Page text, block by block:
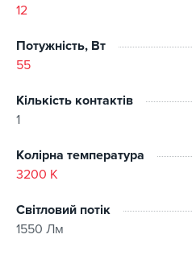
12
Потужність, Вт
55
Кількість контактів
1
Колірна температура
3200 K
Світловий потік
1550 Лм